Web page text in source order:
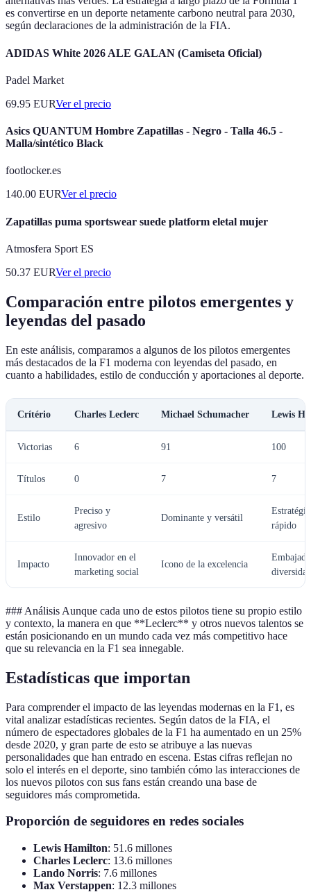
es convertirse en un deporte netamente carbono neutral para 2030,
según declaraciones de la administración de la FIA.
ADIDAS White 2026 ALE GALAN (Camiseta Oficial)
Padel Market
69.95 EURVer el precio
Asics QUANTUM Hombre Zapatillas - Negro - Talla 46.5 -
Malla/sintético Black
footlocker.es
140.00 EURVer el precio
Zapatillas puma sportswear suede platform eletal mujer
Atmosfera Sport ES
50.37 EURVer el precio
Comparación entre pilotos emergentes y
leyendas del pasado
En este análisis, comparamos a algunos de los pilotos emergentes
más destacados de la F1 moderna con leyendas del pasado, en
cuanto a habilidades, estilo de conducción y aportaciones al deporte.
Crítério Charles Leclerc Michael Schumacher Lewis
Victorias 6 91 100
Títulos 0 7 7
Estilo
Preciso y
agresivo
Dominante y versátil
rápido
Impacto
Innovador en el
marketing social
Icono de la excelencia
diversidad
### Análisis Aunque cada uno de estos pilotos tiene su propio estilo
y contexto, la manera en que **Leclerc** y otros nuevos talentos se
están posicionando en un mundo cada vez más competitivo hace
que su relevancia en la F1 sea innegable.
Estadísticas que importan
Para comprender el impacto de las leyendas modernas en la F1, es
vital analizar estadísticas recientes. Según datos de la FIA, el
número de espectadores globales de la F1 ha aumentado en un 25%
desde 2020, y gran parte de esto se atribuye a las nuevas
personalidades que han entrado en escena. Estas cifras reflejan no
solo el interés en el deporte, sino también cómo las interacciones de
los nuevos pilotos con sus fans están creando una base de
seguidores más comprometida.
Proporción de seguidores en redes sociales
Lewis Hamilton: 51.6 millones
Charles Leclerc: 13.6 millones
Lando Norris: 7.6 millones
Max Verstappen: 12.3 millones